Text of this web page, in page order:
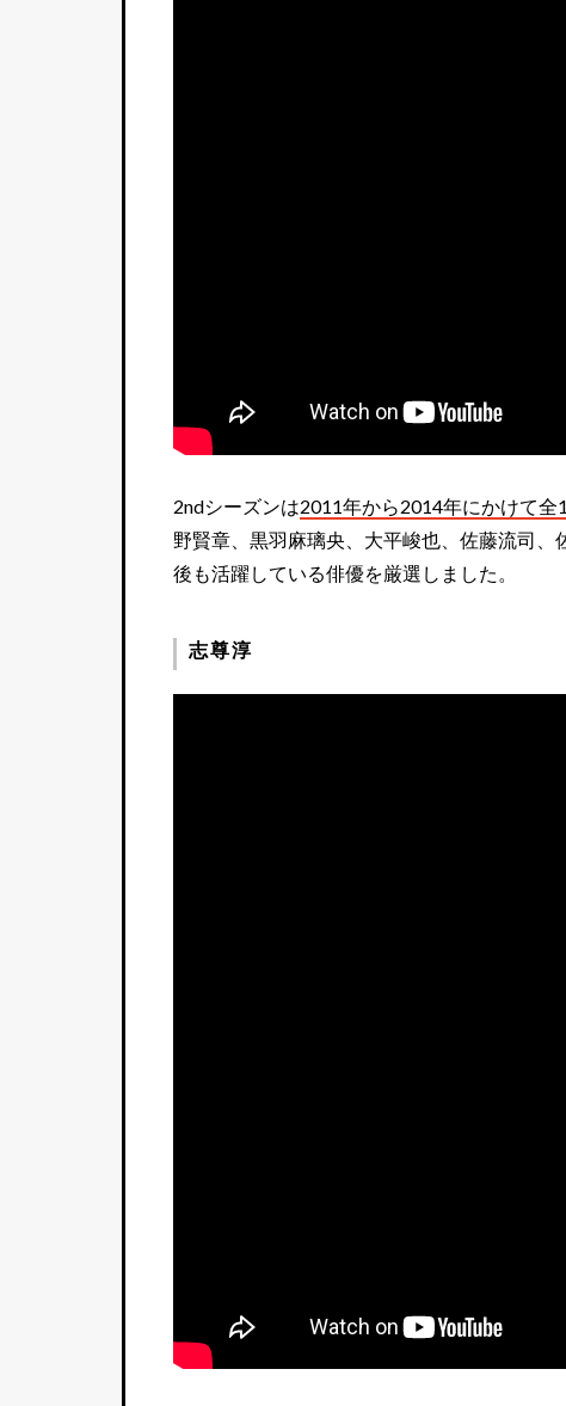
2ndシーズンは2011年から2014年にかけて全
野賢章、黒羽麻璃央、大平峻也、佐藤流司
後も活躍している俳優を厳選しました。
志尊淳